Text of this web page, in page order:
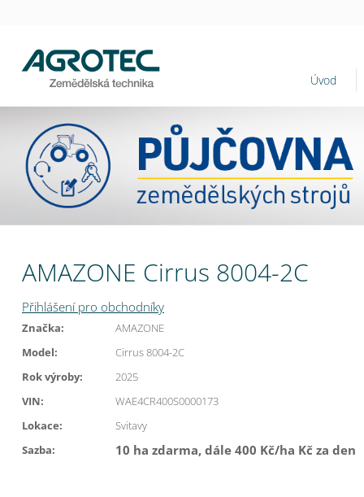
Úvod
AMAZONE Cirrus 8004-2C
Přihlášení pro obchodníky
Značka:
AMAZONE
Model:
Cirrus 8004-2C
Rok výroby:
2025
VIN:
WAE4CR400S0000173
Lokace:
Svitavy
Sazba:
10 ha zdarma, dále 400 Kč/ha Kč za den